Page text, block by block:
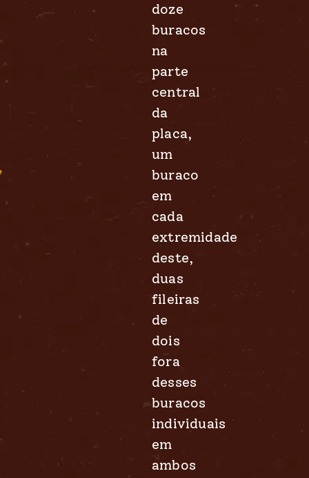
doze
buracos
na
parte
central
da
placa,
um
buraco
em
cada
extremidade
deste,
duas
fileiras
de
dois
fora
desses
buracos
individuais
em
ambos